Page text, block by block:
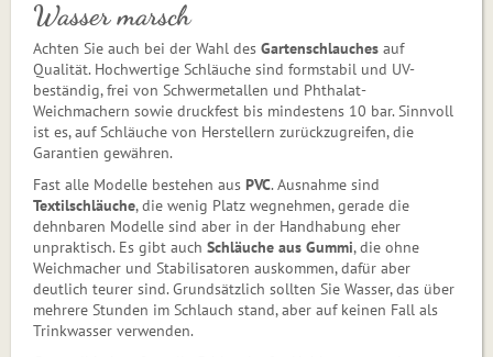
Wasser marsch
Achten Sie auch bei der Wahl des Gartenschlauches auf
Qualität. Hochwertige Schläuche sind formstabil und UV-
beständig, frei von Schwermetallen und Phthalat-
Weichmachern sowie druckfest bis mindes­tens 10 bar. Sinnvoll
ist es, auf Schläuche von Herstellern zurückzugreifen, die
Garantien gewähren.
Fast alle Modelle bestehen aus PVC. Ausnahme sind
Textilschläuche, die wenig Platz wegnehmen, gerade die
dehnbaren Modelle sind aber in der Handhabung eher
unpraktisch. Es gibt auch Schläuche aus Gummi, die ohne
Weichmacher und Stabilisatoren auskommen, dafür aber
deutlich teurer sind. Grundsätzlich sollten Sie Wasser, das über
mehrere Stunden im Schlauch stand, aber auf keinen Fall als
Trinkwasser verwenden.